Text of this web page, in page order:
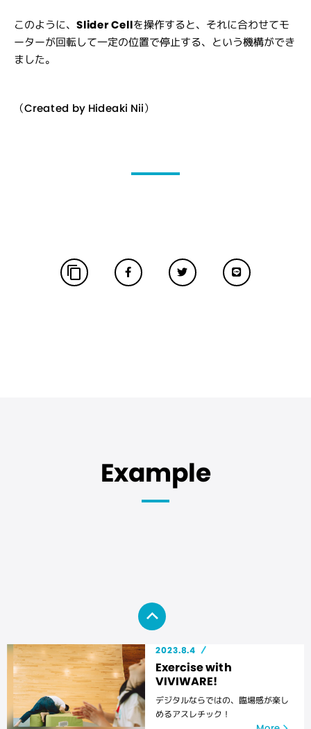
このように、Slider Cellを操作すると、それに合わせてモ
ーターが回転して一定の位置で停止する、という機構ができ
ました。
（Created by Hideaki Nii）
content_copy
Example
2023.8.4
Exercise with
VIVIWARE!
デジタルならではの、臨場感が楽し
めるアスレチック！